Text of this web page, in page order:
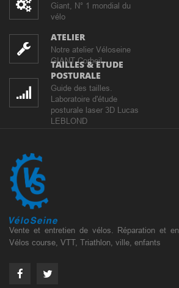
Giant, N° 1 mondial du
vélo
ATELIER
Notre atelier Véloseine
GIANT Corbeil
TAILLES & ETUDE
POSTURALE
Guide des tailles.
Laboratoire d'étude
posturale laser 3D Lucas
LEBLOND
Vente et entretien de vélos. Réparation et
Vélos course, VTT, Triathlon, ville, enfants